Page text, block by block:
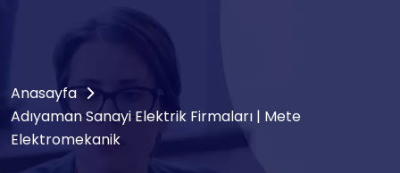
Anasayfa
Adıyaman Sanayi Elektrik Firmaları | Mete
Elektromekanik